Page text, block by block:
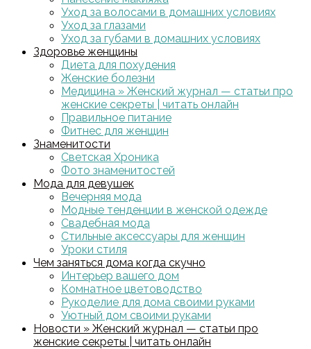
Уход за волосами в домашних условиях
Уход за глазами
Уход за губами в домашних условиях
Здоровье женщины
Диета для похудения
Женские болезни
Медицина » Женский журнал — статьи про
женские секреты | читать онлайн
Правильное питание
Фитнес для женщин
Знаменитости
Светская Хроника
Фото знаменитостей
Мода для девушек
Вечерняя мода
Модные тенденции в женской одежде
Свадебная мода
Стильные аксессуары для женщин
Уроки стиля
Чем заняться дома когда скучно
Интерьер вашего дом
Комнатное цветоводство
Рукоделие для дома своими руками
Уютный дом своими руками
Новости » Женский журнал — статьи про
женские секреты | читать онлайн